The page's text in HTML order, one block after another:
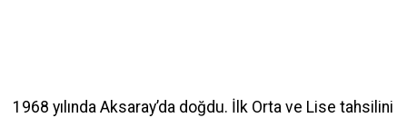
1968 yılında Aksaray’da doğdu. İlk Orta ve Lise tahsilini